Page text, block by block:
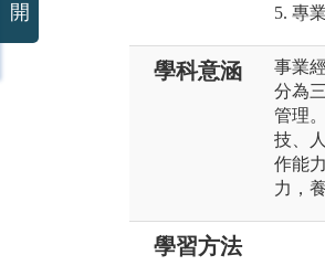
5. 專
學科意涵
事業
分為
管理
技、
作能
力，
學習方法
開